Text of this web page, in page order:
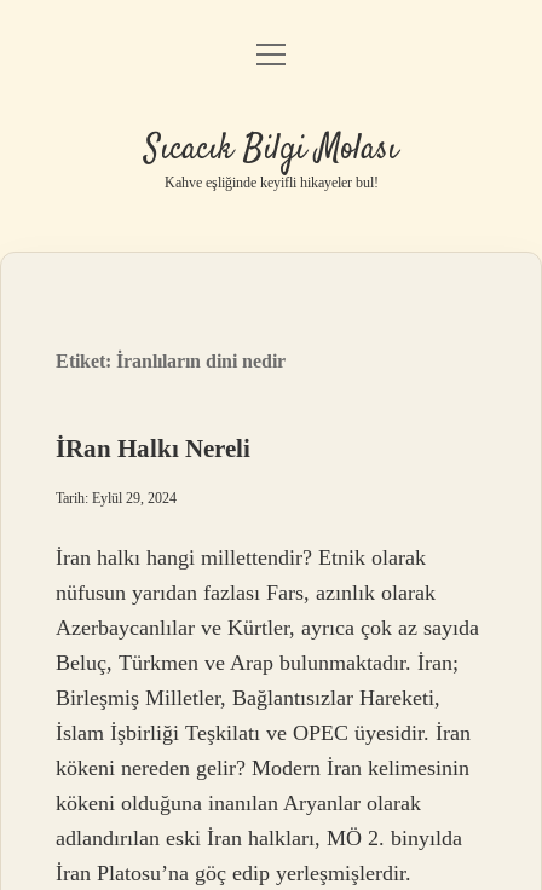
Anasayfa
Yasal Uyarı
menüyü
Sıcacık Bilgi Molası
Kahve eşliğinde keyifli hikayeler bul!
Etiket:İranlıların dini nedir
İRan Halkı Nereli
Tarih: Eylül 29, 2024
İran halkı hangi millettendir? Etnik olarak
nüfusun yarıdan fazlası Fars, azınlık olarak
Azerbaycanlılar ve Kürtler, ayrıca çok az sayıda
Beluç, Türkmen ve Arap bulunmaktadır. İran;
Birleşmiş Milletler, Bağlantısızlar Hareketi,
İslam İşbirliği Teşkilatı ve OPEC üyesidir. İran
kökeni nereden gelir? Modern İran kelimesinin
kökeni olduğuna inanılan Aryanlar olarak
adlandırılan eski İran halkları, MÖ 2. binyılda
İran Platosu’na göç edip yerleşmişlerdir.